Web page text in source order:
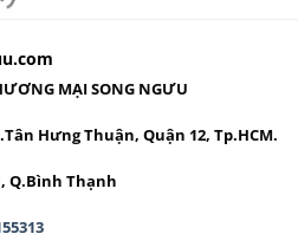
MẠI SONG NGƯU
Hưng Thuận, Quận 12, Tp.HCM.
Q.Bình Thạnh